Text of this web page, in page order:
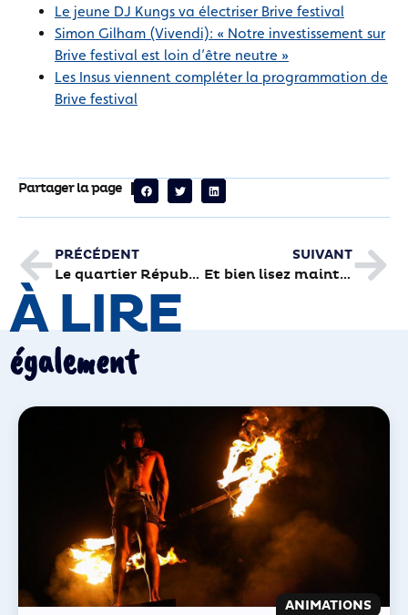
Le jeune DJ Kungs va électriser Brive festival
Simon Gilham (Vivendi): « Notre investissement sur
Brive festival est loin d’être neutre »
Les Insus viennent compléter la programmation de
Brive festival
Partager la page
PRÉCÉDENT
Le quartier République joue l’été artistique
SUIVANT
Et bien lisez maintenant !
À LIRE
également
ANIMATIONS